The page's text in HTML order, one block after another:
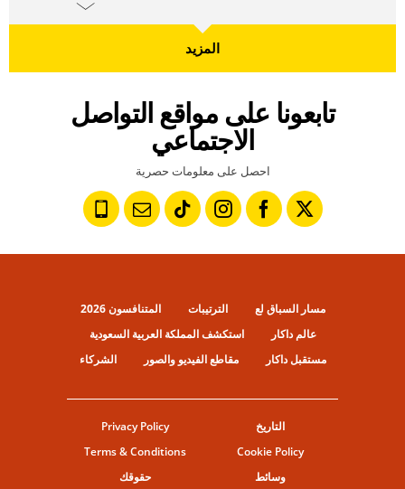
المزيد
تابعونا على مواقع التواصل
الاجتماعي
احصل على معلومات حصرية
مسار السباق لع الترتيبات
المتنافسون 2026
عالم داكار
استكشف المملكة العربية السعودية
مستقبل داكار
مقاطع الفيديو والصور الشركاء
التاريخ
Privacy Policy
Cookie Policy
Terms & Conditions
وسائط
حقوقك